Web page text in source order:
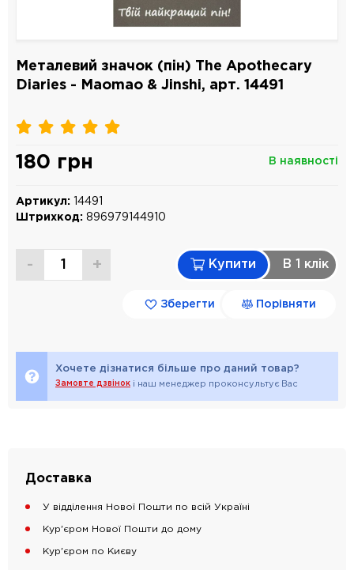
Металевий значок (пін) The Apothecary
Diaries - Maomao & Jinshi, арт. 14491
В наявності
180 грн
Артикул:
14491
Штрихкод: 896979144910
- + Купити В 1 клiк
Зберегти Порівняти
Хочете дізнатися більше про даний товар?
Замовте дзвінок і наш менеджер проконсультує Вас
Доставка
У відділення Нової Пошти по всій Україні
Кур'єром Нової Пошти до дому
Кур'єром по Києву